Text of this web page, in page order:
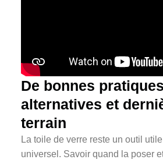
De bonnes
alternatives et
terrain
La toile de verre reste un outil
universel. Savoir quand la poser